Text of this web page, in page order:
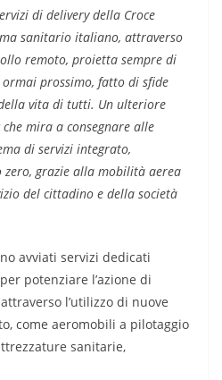
di delivery della Croce
sanitario italiano, attraverso
remoto, proietta sempre di
ormai prossimo, fatto di sfide
vita di tutti. Un ulteriore
mira a consegnare alle
di servizi integrato,
zero, grazie alla mobilità aerea
del cittadino e della società
avviati servizi dedicati
potenziare l’azione di
l’utilizzo di nuove
come aeromobili a pilotaggio
sanitarie,